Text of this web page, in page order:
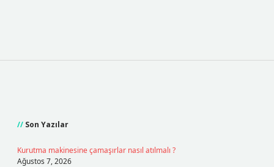
Son Yazılar
Kurutma makinesine çamaşırlar nasıl atılmalı ?
Ağustos 7, 2026